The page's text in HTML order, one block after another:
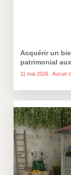
Acquérir un
patrimonial
11 mai 2026 Aucun